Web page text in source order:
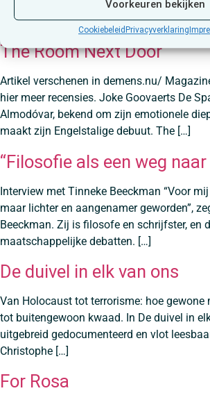
Voorkeuren bekijken
Cookiebeleid Privacyverklaring
maart om 11.20 uur. En op VRT MAX. ‘De
van […]
The Room Next Door
Artikel verschenen in demens.nu/
hier meer recensies. Joke Goovaerts De
Almodóvar, bekend om zijn emotionele
maakt zijn Engelstalige debuut. The […]
“Filosofie als een weg
Interview met Tinneke Beeckman “Voor
maar lichter en aangenamer geworden”,
Beeckman. Zij is filosofe en schrijfster, en
maatschappelijke debatten. […]
De duivel in elk van ons
Van Holocaust tot terrorisme: hoe gewone
tot buitengewoon kwaad. In De duivel in
uitgebreid gedocumenteerd en vlot
Christophe […]
For Rosa